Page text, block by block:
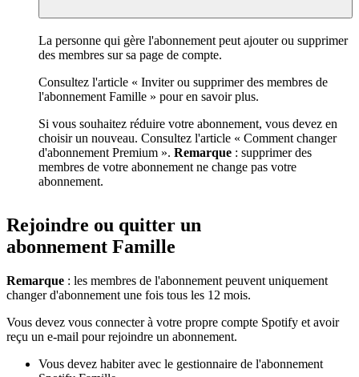
La personne qui gère l'abonnement peut ajouter ou supprimer
des membres sur sa page de compte.
Consultez l'article « Inviter ou supprimer des membres de
l'abonnement Famille » pour en savoir plus.
Si vous souhaitez réduire votre abonnement, vous devez en
choisir un nouveau. Consultez l'article « Comment changer
d'abonnement Premium ». Remarque : supprimer des
membres de votre abonnement ne change pas votre
abonnement.
Rejoindre ou quitter un
abonnement Famille
Remarque : les membres de l'abonnement peuvent uniquement
changer d'abonnement une fois tous les 12 mois.
Vous devez vous connecter à votre propre compte Spotify et avoir
reçu un e-mail pour rejoindre un abonnement.
Vous devez habiter avec le gestionnaire de l'abonnement